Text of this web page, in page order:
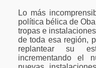
Lo más
política bélica de
tropas e
de toda esa región,
replantear su
incrementando el